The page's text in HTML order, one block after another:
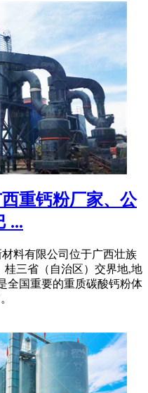
重钙粉厂家、公
...
料有限公司位于广西壮族
桂三省（自治区）交界地,地
全国重要的重质碳酸钙粉体